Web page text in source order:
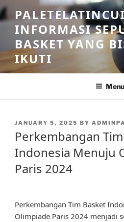
Skip
to
contentINFORMASI
BASKET YANG
IKUTI
Menu
POSTED
JANUARY 5, 2025 BY
Perkembangan
Indonesia Menuju
Paris 2024
Perkembangan Tim Basket
Olimpiade Paris 2024 menjadi